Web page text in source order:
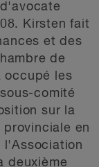
Kirsten fait
et des
de
occupé les
comité
sur la
en
l'Association
deuxième